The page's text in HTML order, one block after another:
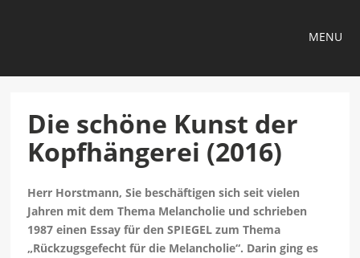
MENU
Die schöne Kunst der
Kopfhängerei (2016)
Herr Horstmann, Sie beschäftigen sich seit vielen
Jahren mit dem Thema Melancholie und schrieben
1987 einen Essay für den SPIEGEL zum Thema
„Rückzugsgefecht für die Melancholie“. Darin ging es